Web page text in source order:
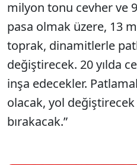
milyon tonu cevher ve
pasa olmak üzere, 13
toprak, dinamitlerle
değiştirecek. 20 yılda
inşa edecekler.
olacak, yol
bırakacak.”